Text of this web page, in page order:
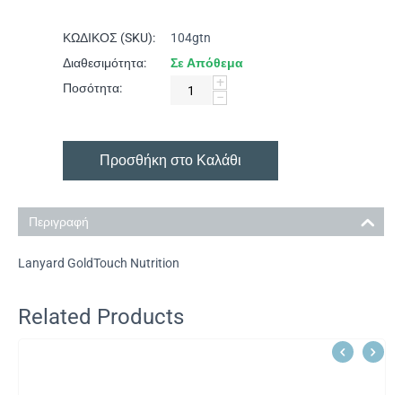
ΚΩΔΙΚΟΣ (SKU):
104gtn
Διαθεσιμότητα:
Σε Απόθεμα
Ποσότητα:
+
−
Προσθήκη στο Καλάθι
Περιγραφή
Lanyard GoldTouch Nutrition
Related Products